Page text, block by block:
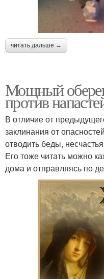
читать дальше →
Мощный
против
В отличие от
заклинания от
отводить беды,
Его тоже читать можно
дома и отправляясь по